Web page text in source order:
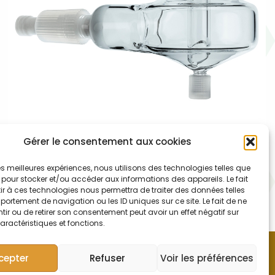
Gérer le consentement aux cookies
meilleures expériences, nous utilisons des technologies telles que
stocker et/ou accéder aux informations des appareils. Le fait
à ces technologies nous permettra de traiter des données telles
de navigation ou les ID uniques sur ce site. Le fait de ne
ou de retirer son consentement peut avoir un effet négatif sur
et fonctions.
Refuser Voir les préférences
003-005-021 – Chambre double
passage et port additionnel
Chambre cyclonique à double passage en quartz pour
ICP-MS Thermo Icap Q avec ligne de drain vissable